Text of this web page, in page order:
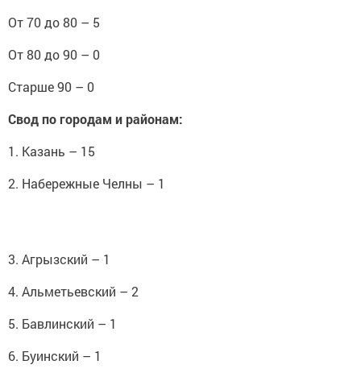
От 70 до 80 – 5
От 80 до 90 – 0
Старше 90 – 0
Свод по городам и районам:
1. Казань – 15
2. Набережные Челны – 1
3. Агрызский – 1
4. Альметьевский – 2
5. Бавлинский – 1
6. Буинский – 1